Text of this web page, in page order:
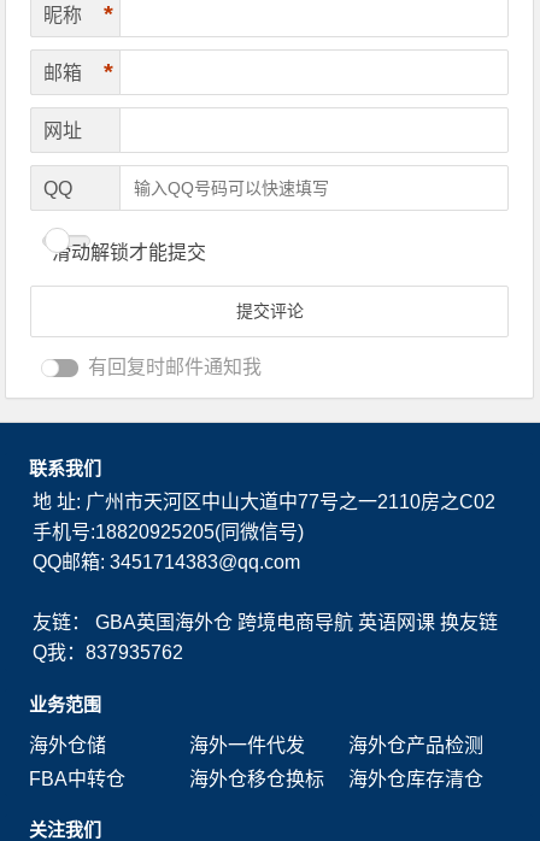
昵称 *
邮箱 *
网址
QQ
滑动解锁才能提交
有回复时邮件通知我
联系我们
地 址: 广州市天河区中山大道中77号之一2110房之C02
手机号:18820925205(同微信号)
QQ邮箱: 3451714383@qq.com
友链：GBA英国海外仓 跨境电商导航 英语网课 换友链
Q我：837935762
业务范围
海外仓储
海外一件代发
海外仓产品检测
FBA中转仓
海外仓移仓换标 海外仓库存清仓
关注我们